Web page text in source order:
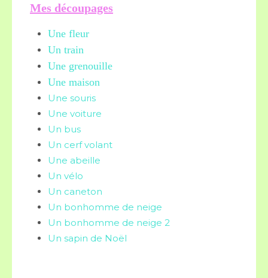
Mes découpages
Une fleur
Un train
Une grenouille
Une maison
Une souris
Une voiture
Un bus
Un cerf volant
Une abeille
Un vélo
Un caneton
Un bonhomme de neige
Un bonhomme de neige 2
Un sapin de Noël